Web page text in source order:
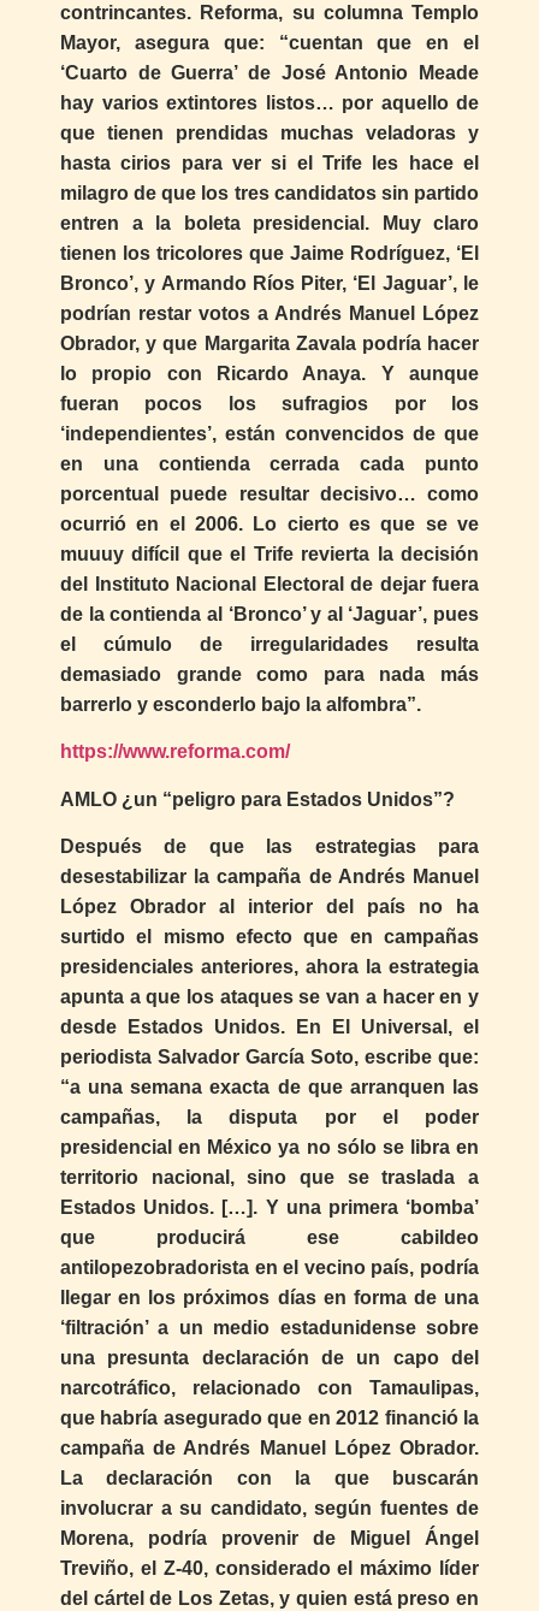
contrincantes. Reforma, su columna Templo
Mayor, asegura que: “cuentan que en el
‘Cuarto de Guerra’ de José Antonio Meade
hay varios extintores listos… por aquello de
que tienen prendidas muchas veladoras y
hasta cirios para ver si el Trife les hace el
milagro de que los tres candidatos sin partido
entren a la boleta presidencial. Muy claro
tienen los tricolores que Jaime Rodríguez, ‘El
Bronco’, y Armando Ríos Piter, ‘El Jaguar’, le
podrían restar votos a Andrés Manuel López
Obrador, y que Margarita Zavala podría hacer
lo propio con Ricardo Anaya. Y aunque
fueran pocos los sufragios por los
‘independientes’, están convencidos de que
en una contienda cerrada cada punto
porcentual puede resultar decisivo… como
ocurrió en el 2006. Lo cierto es que se ve
muuuy difícil que el Trife revierta la decisión
del Instituto Nacional Electoral de dejar fuera
de la contienda al ‘Bronco’ y al ‘Jaguar’, pues
el cúmulo de irregularidades resulta
demasiado grande como para nada más
barrerlo y esconderlo bajo la alfombra”.
https://www.reforma.com/
AMLO ¿un “peligro para Estados Unidos”?
Después de que las estrategias para
desestabilizar la campaña de Andrés Manuel
López Obrador al interior del país no ha
surtido el mismo efecto que en campañas
presidenciales anteriores, ahora la estrategia
apunta a que los ataques se van a hacer en y
desde Estados Unidos. En El Universal, el
periodista Salvador García Soto, escribe que:
“a una semana exacta de que arranquen las
campañas, la disputa por el poder
presidencial en México ya no sólo se libra en
territorio nacional, sino que se traslada a
Estados Unidos. […]. Y una primera ‘bomba’
que producirá ese cabildeo
antilopezobradorista en el vecino país, podría
llegar en los próximos días en forma de una
‘filtración’ a un medio estadunidense sobre
una presunta declaración de un capo del
narcotráfico, relacionado con Tamaulipas,
que habría asegurado que en 2012 financió la
campaña de Andrés Manuel López Obrador.
La declaración con la que buscarán
involucrar a su candidato, según fuentes de
Morena, podría provenir de Miguel Ángel
Treviño, el Z-40, considerado el máximo líder
del cártel de Los Zetas, y quien está preso en